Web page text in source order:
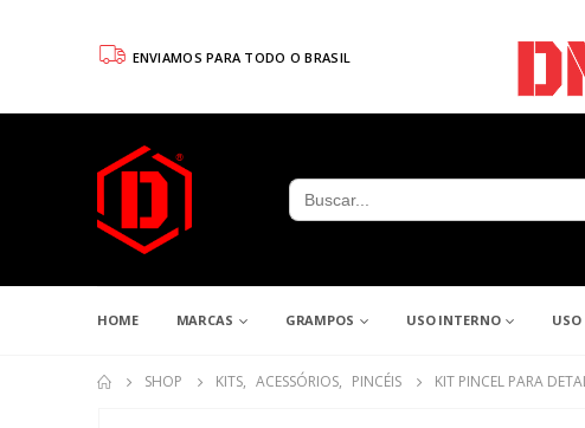
ENVIAMOS PARA TODO O BRASIL
Search
for:
HOME MARCAS GRAMPOS USO INTERNO USO
SHOP KITS, ACESSÓRIOS, PINCÉIS KIT PINCEL PARA